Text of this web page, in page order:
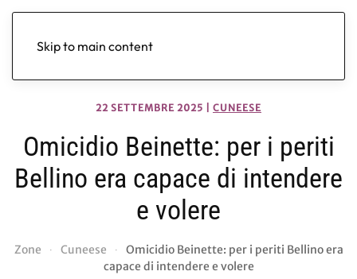
Skip to main content
22 SETTEMBRE 2025 CUNEESE
Omicidio Beinette: per i periti
Bellino era capace di intendere
e volere
Zone Cuneese
Omicidio Beinette: per i periti Bellino era
capace di intendere e volere